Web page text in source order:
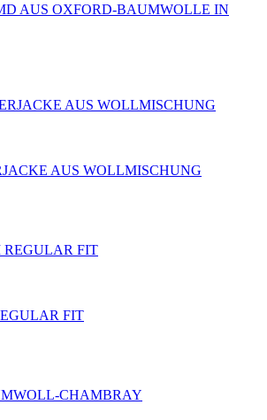
AUS OXFORD-BAUMWOLLE IN
AUS WOLLMISCHUNG
FIT